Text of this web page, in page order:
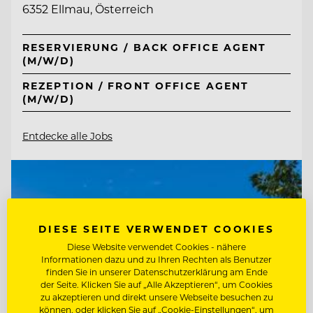
6352 Ellmau, Österreich
RESERVIERUNG / BACK OFFICE AGENT
(M/W/D)
REZEPTION / FRONT OFFICE AGENT
(M/W/D)
Entdecke alle Jobs
DIESE SEITE VERWENDET COOKIES
Diese Website verwendet Cookies - nähere
Informationen dazu und zu Ihren Rechten als Benutzer
finden Sie in unserer Datenschutzerklärung am Ende
der Seite. Klicken Sie auf „Alle Akzeptieren“, um Cookies
zu akzeptieren und direkt unsere Webseite besuchen zu
können, oder klicken Sie auf „Cookie-Einstellungen“, um